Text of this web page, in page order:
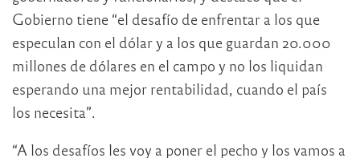
Gobierno tiene “el desafío de enfrentar a los que
especulan con el dólar y a los que guardan 20.000
millones de dólares en el campo y no los liquidan
esperando una mejor rentabilidad, cuando el país
los necesita”.
“A los desafíos les voy a poner el pecho y los vamos a